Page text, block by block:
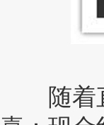
随着直